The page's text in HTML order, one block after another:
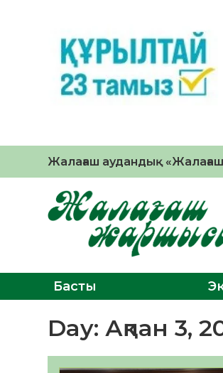
Жалағаш аудандық
Басты
Day:Ақпан 3,